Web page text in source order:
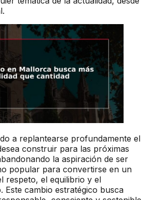
a replantearse profundamente el
construir para las próximas
la aspiración de ser
popular para convertirse en un
respeto, el equilibrio y el
Este cambio estratégico busca